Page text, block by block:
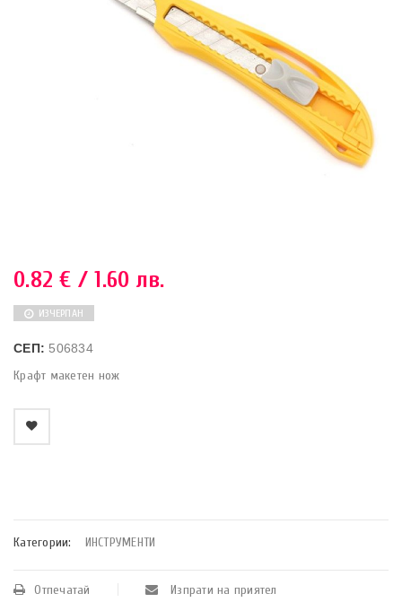
0.82€ / 1.60 лв.
ИЗЧЕРПАН
СЕП: 506834
Крафт макетен нож
Категории: ИНСТРУМЕНТИ
Отпечатай Изпрати на приятел